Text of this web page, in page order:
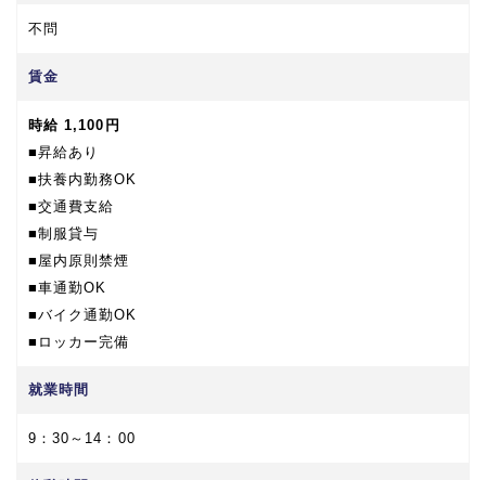
不問
賃金
時給 1,100円
■昇給あり
■扶養内勤務OK
■交通費支給
■制服貸与
■屋内原則禁煙
■車通勤OK
■バイク通勤OK
■ロッカー完備
就業時間
9：30～14：00